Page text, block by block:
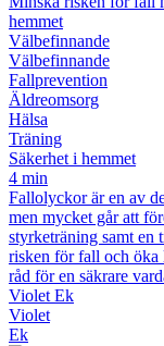
hemmet
Välbefinnande
Välbefinnande
Fallprevention
Äldreomsorg
Hälsa
Träning
Säkerhet i hemmet
4 min
Fallolyckor är en av
men mycket går att
styrketräning samt en
risken för fall och öka
råd för en säkrare
Violet Ek
Violet
Ek